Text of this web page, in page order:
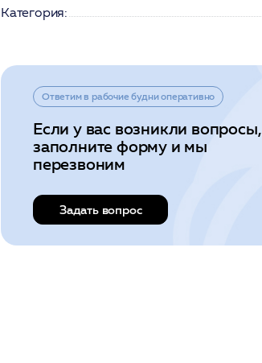
Категория:
Ответим в рабочие будни оперативно
Если у вас возникли вопросы,
заполните форму и мы
перезвоним
Задать вопрос